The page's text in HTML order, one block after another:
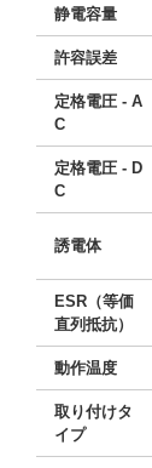
静電容量
許容誤差
定格電圧 - A
C
定格電圧 - D
C
誘電体
ESR（等価
直列抵抗）
動作温度
取り付けタ
イプ